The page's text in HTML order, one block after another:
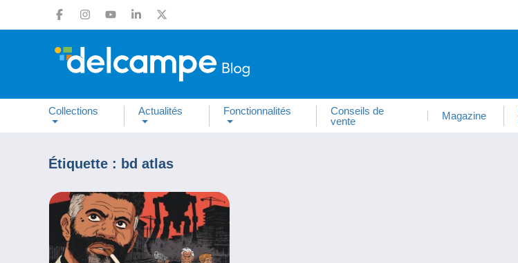
Collections Actualités Fonctionnalités
Conseils de
vente
Magazine
Étiquette : bd atlas